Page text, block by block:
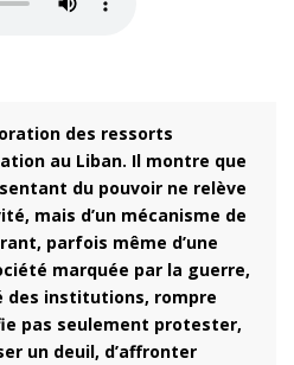
des ressorts
au Liban. Il montre que
du pouvoir ne relève
mais d’un mécanisme de
parfois même d’une
marquée par la guerre,
des institutions, rompre
pas seulement protester,
un deuil, d’affronter